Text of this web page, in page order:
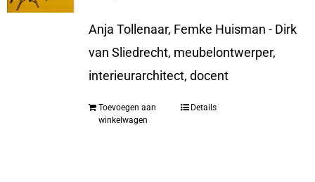
Anja Tollenaar, Femke Huisman - Dirk
van Sliedrecht, meubelontwerper,
interieurarchitect, docent
Toevoegen aan
winkelwagen
Details